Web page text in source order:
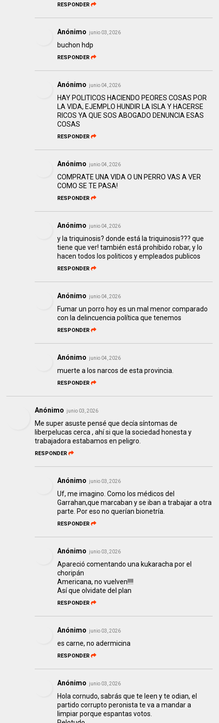
RESPONDER
Anónimo junio 03, 2026
buchon hdp
RESPONDER
Anónimo junio 04, 2026
HAY POLITICOS HACIENDO PEORES COSAS POR
LA VIDA, EJEMPLO HUNDIR LA ISLA Y HACERSE
RICOS YA QUE SOS ABOGADO DENUNCIA ESAS
COSAS
RESPONDER
Anónimo junio 04, 2026
COMPRATE UNA VIDA O UN PERRO VAS A VER
COMO SE TE PASA!
RESPONDER
Anónimo junio 04, 2026
y la triquinosis? donde está la triquinosis??? que
tiene que ver! también está prohibido robar, y lo
hacen todos los politicos y empleados publicos
RESPONDER
Anónimo junio 04, 2026
Fumar un porro hoy es un mal menor comparado
con la delincuencia política que tenemos
RESPONDER
Anónimo junio 04, 2026
muerte a los narcos de esta provincia.
RESPONDER
Anónimo junio 03, 2026
Me super asuste pensé que decía síntomas de
liberpelucas cerca , ahí si que la sociedad honesta y
trabajadora estabamos en peligro.
RESPONDER
Anónimo junio 03, 2026
Uf, me imagino. Como los médicos del
Garrahan,que marcaban y se iban a trabajar a otra
parte. Por eso no querían bionetría.
RESPONDER
Anónimo junio 03, 2026
Apareció comentando una kukaracha por el
choripán
Americana, no vuelven!!!!
Así que olvidate del plan
RESPONDER
Anónimo junio 03, 2026
es carne, no adermicina
RESPONDER
Anónimo junio 03, 2026
Hola cornudo, sabrás que te leen y te odian, el
partido corrupto peronista te va a mandar a
limpiar porque espantas votos.